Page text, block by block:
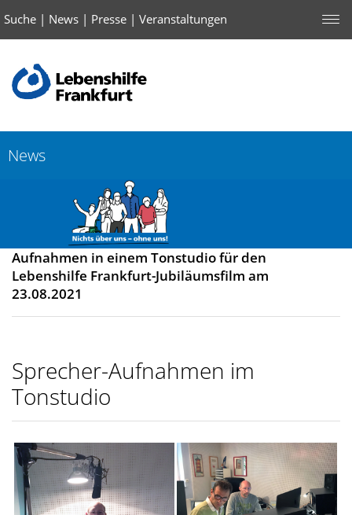
Suche | News | Presse | Veranstaltungen
News
Aufnahmen in einem Tonstudio für den
Lebenshilfe Frankfurt-Jubiläumsfilm am
23.08.2021
Sprecher-Aufnahmen im
Tonstudio